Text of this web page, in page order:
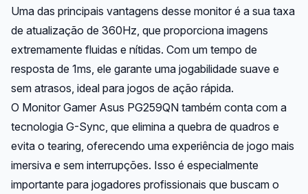
Uma das principais vantagens desse monitor é a sua taxa
de atualização de 360Hz, que proporciona imagens
extremamente fluidas e nítidas. Com um tempo de
resposta de 1ms, ele garante uma jogabilidade suave e
sem atrasos, ideal para jogos de ação rápida.
O Monitor Gamer Asus PG259QN também conta com a
tecnologia G-Sync, que elimina a quebra de quadros e
evita o tearing, oferecendo uma experiência de jogo mais
imersiva e sem interrupções. Isso é especialmente
importante para jogadores profissionais que buscam o